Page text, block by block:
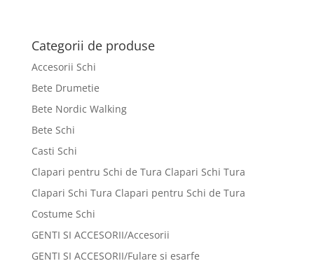
Categorii de produse
Accesorii Schi
Bete Drumetie
Bete Nordic Walking
Bete Schi
Casti Schi
Clapari pentru Schi de Tura Clapari Schi Tura
Clapari Schi Tura Clapari pentru Schi de Tura
Costume Schi
GENTI SI ACCESORII/Accesorii
GENTI SI ACCESORII/Fulare si esarfe